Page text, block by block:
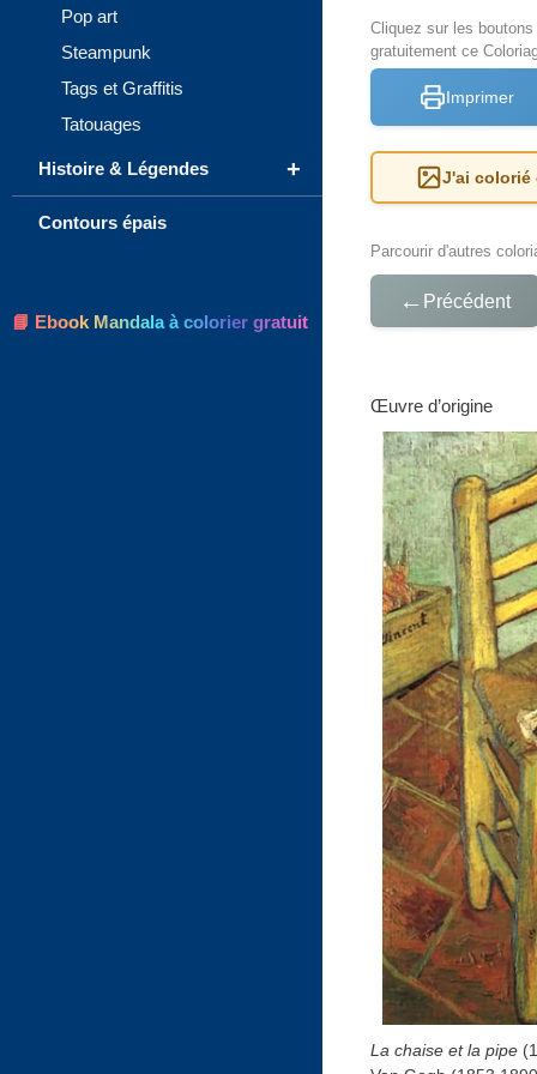
Cliquez sur les
gratuitement ce
Imprimer
J'ai colorié
Parcourir d'autres
← Précédent
Œuvre d’origine
La chaise et la pipe
Pop art
Steampunk
Tags et Graffitis
Tatouages
+
Histoire & Légendes
Contours épais
📘 Ebook Mandala à colorier gratuit